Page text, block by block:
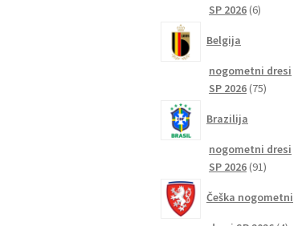
SP 2026 66
Belgija
nogometni dresi
SP 2026 7575
Brazilija
nogometni dresi
SP 2026 9191
Češka nogometni